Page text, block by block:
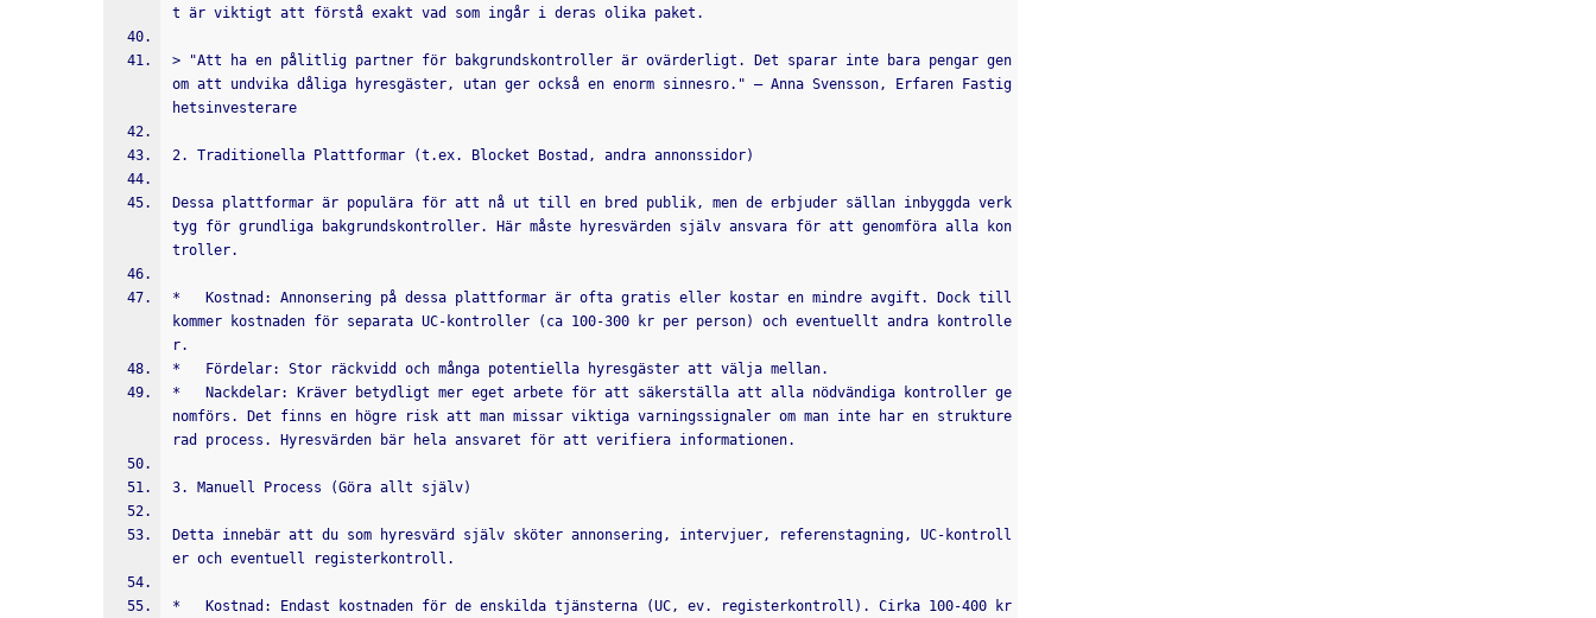
t är viktigt att förstå exakt vad som ingår i deras olika paket.
> "Att ha en pålitlig partner för bakgrundskontroller är ovärderligt. Det sparar inte bara pengar gen
om att undvika dåliga hyresgäster, utan ger också en enorm sinnesro." — Anna Svensson, Erfaren Fastig
hetsinvesterare
2. Traditionella Plattformar (t.ex. Blocket Bostad, andra annonssidor)
Dessa plattformar är populära för att nå ut till en bred publik, men de erbjuder sällan inbyggda verk
tyg för grundliga bakgrundskontroller. Här måste hyresvärden själv ansvara för att genomföra alla kon
troller.
*   Kostnad: Annonsering på dessa plattformar är ofta gratis eller kostar en mindre avgift. Dock till
kommer kostnaden för separata UC-kontroller (ca 100-300 kr per person) och eventuellt andra kontrolle
r.
*   Fördelar: Stor räckvidd och många potentiella hyresgäster att välja mellan.
*   Nackdelar: Kräver betydligt mer eget arbete för att säkerställa att alla nödvändiga kontroller ge
nomförs. Det finns en högre risk att man missar viktiga varningssignaler om man inte har en strukture
rad process. Hyresvärden bär hela ansvaret för att verifiera informationen.
3. Manuell Process (Göra allt själv)
Detta innebär att du som hyresvärd själv sköter annonsering, intervjuer, referenstagning, UC-kontroll
er och eventuell registerkontroll.
*   Kostnad: Endast kostnaden för de enskilda tjänsterna (UC, ev. registerkontroll). Cirka 100-400 kr